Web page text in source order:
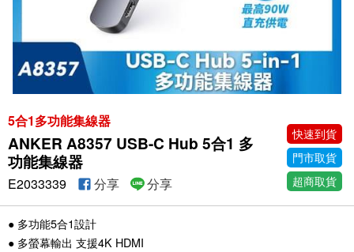
5合1多功能集線器
ANKER A8357 USB-C Hub 5合1 多
功能集線器
快速到貨
門市取貨
超商取貨
E2033339 分享 分享
● 多功能5合1設計
● 多螢幕輸出 支援4K HDMI